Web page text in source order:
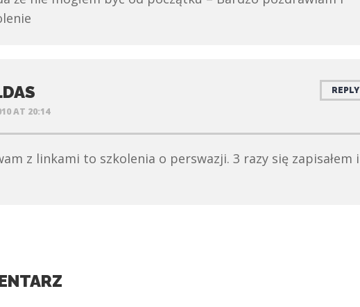
AT 20:14
REPLY
z linkami to szkolenia o perswazji. 3 razy się zapisałem i